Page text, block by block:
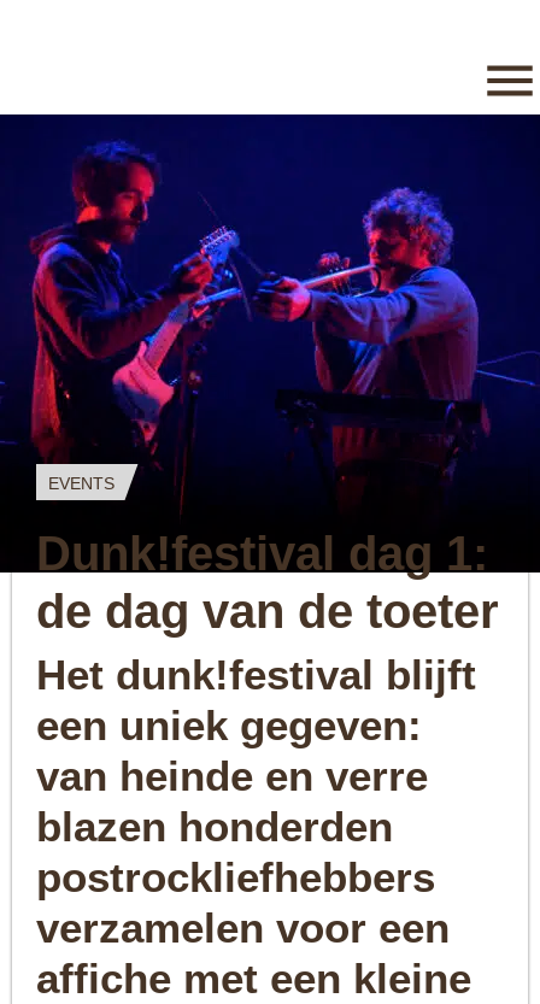
EVENTS
Dunk!festival dag 1:
de dag van de toeter
Het dunk!festival blijft
een uniek gegeven:
van heinde en verre
blazen honderden
postrockliefhebbers
verzamelen voor een
affiche met een kleine